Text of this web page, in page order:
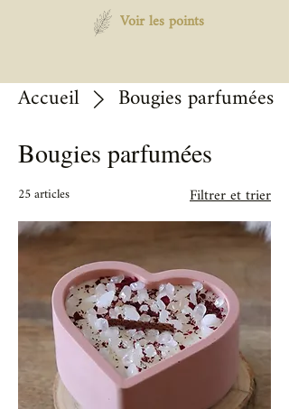
Voir les points
Accueil Bougies parfumées
Bougies parfumées
25 articles Filtrer et trier